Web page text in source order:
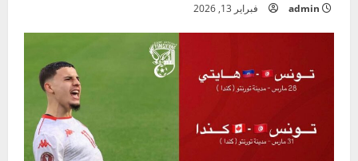
admin فبراير 13, 2026